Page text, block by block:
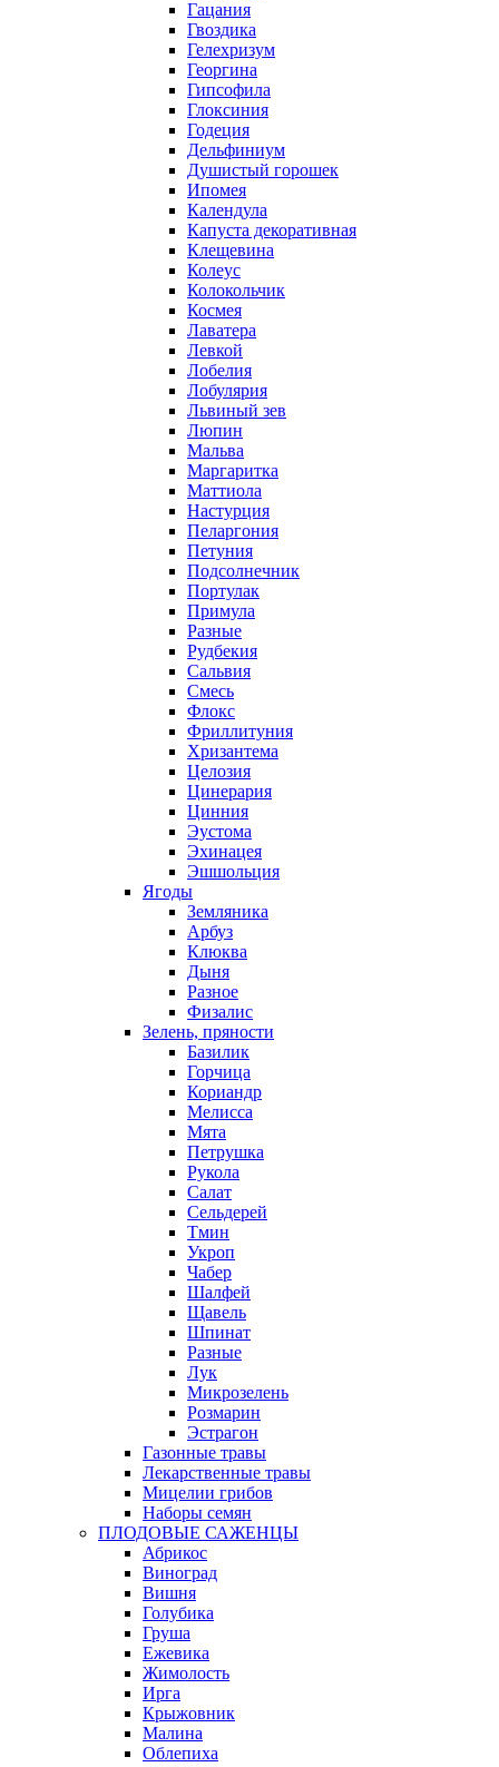
Гацания
Гвоздика
Гелехризум
Георгина
Гипсофила
Глоксиния
Годеция
Дельфиниум
Душистый горошек
Ипомея
Календула
Капуста декоративная
Клещевина
Колеус
Колокольчик
Космея
Лаватера
Левкой
Лобелия
Лобулярия
Львиный зев
Люпин
Мальва
Маргаритка
Маттиола
Настурция
Пеларгония
Петуния
Подсолнечник
Портулак
Примула
Разные
Рудбекия
Сальвия
Смесь
Флокс
Фриллитуния
Хризантема
Целозия
Цинерария
Цинния
Эустома
Эхинацея
Эшшольция
Ягоды
Земляника
Арбуз
Клюква
Дыня
Разное
Физалис
Зелень, пряности
Базилик
Горчица
Кориандр
Мелисса
Мята
Петрушка
Рукола
Салат
Сельдерей
Тмин
Укроп
Чабер
Шалфей
Щавель
Шпинат
Разные
Лук
Микрозелень
Розмарин
Эстрагон
Газонные травы
Лекарственные травы
Мицелии грибов
Наборы семян
ПЛОДОВЫЕ САЖЕНЦЫ
Абрикос
Виноград
Вишня
Голубика
Груша
Ежевика
Жимолость
Ирга
Крыжовник
Малина
Облепиха